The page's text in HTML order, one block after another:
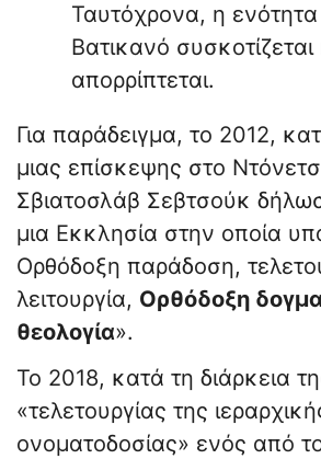
Ταυτόχρονα, η
Βατικανό
απορρίπτεται.
Για παράδειγμα, το 2012,
μιας επίσκεψης στο
Σβιατοσλάβ Σεβτσούκ
μια Εκκλησία στην οποία
Ορθόδοξη παράδοση,
λειτουργία, Ορθόδοξη
θεολογία».
Το 2018, κατά τη διάρκεια
«τελετουργίας της
ονοματοδοσίας» ενός από